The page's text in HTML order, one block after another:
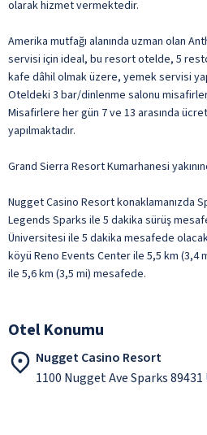
olarak hizmet vermektedir.
Amerika mutfağı alanında uzman olan
servisi için ideal, bu resort otelde, 5
kafe dâhil olmak üzere, yemek servisi
Oteldeki 3 bar/dinlenme salonu
Misafirlere her gün 7 ve 13 arasında
yapılmaktadır.
Grand Sierra Resort Kumarhanesi
Nugget Casino Resort konaklamanızda
Legends Sparks ile 5 dakika sürüş
Üniversitesi ile 5 dakika mesafede
köyü Reno Events Center ile 5,5 km (3,4
ile 5,6 km (3,5 mi) mesafede.
Otel Konumu
Nugget Casino Resort
1100 Nugget Ave Sparks 89431